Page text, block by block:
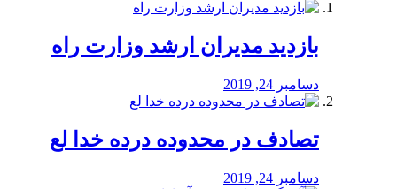
بازدید مدیران ارشد وزارت راه
دسامبر 24, 2019
تصادف در محدوده درده خدا لع
دسامبر 24, 2019